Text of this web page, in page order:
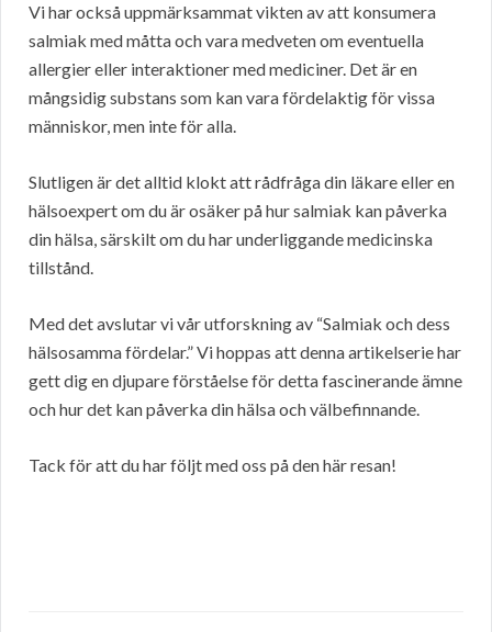
Vi har också uppmärksammat vikten av att konsumera
salmiak med måtta och vara medveten om eventuella
allergier eller interaktioner med mediciner. Det är en
mångsidig substans som kan vara fördelaktig för vissa
människor, men inte för alla.
Slutligen är det alltid klokt att rådfråga din läkare eller en
hälsoexpert om du är osäker på hur salmiak kan påverka
din hälsa, särskilt om du har underliggande medicinska
tillstånd.
Med det avslutar vi vår utforskning av “Salmiak och dess
hälsosamma fördelar.” Vi hoppas att denna artikelserie har
gett dig en djupare förståelse för detta fascinerande ämne
och hur det kan påverka din hälsa och välbefinnande.
Tack för att du har följt med oss på den här resan!